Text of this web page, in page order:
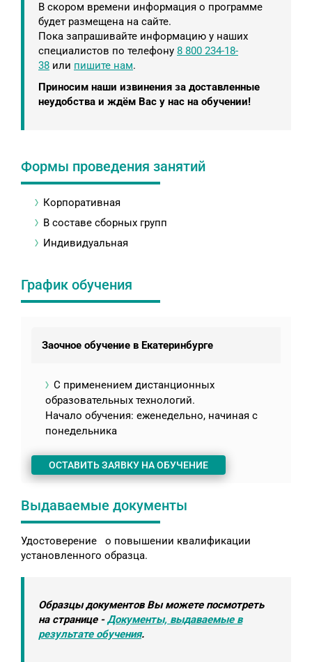
В скором времени информация о программе
будет размещена на сайте.
Пока запрашивайте информацию у наших
специалистов по телефону 8 800 234-18-
38 или пишите нам.
Приносим наши извинения за доставленные
неудобства и ждём Вас у нас на обучении!
Формы проведения занятий
Корпоративная
В составе сборных групп
Индивидуальная
График обучения
Заочное обучение в Екатеринбурге
С применением дистанционных
образовательных технологий.
Начало обучения: еженедельно, начиная с
понедельника
ОСТАВИТЬ ЗАЯВКУ НА ОБУЧЕНИЕ
Выдаваемые документы
Удостоверение о повышении квалификации
установленного образца.
Образцы документов Вы можете посмотреть
на странице -Документы, выдаваемые в
результате обучения.